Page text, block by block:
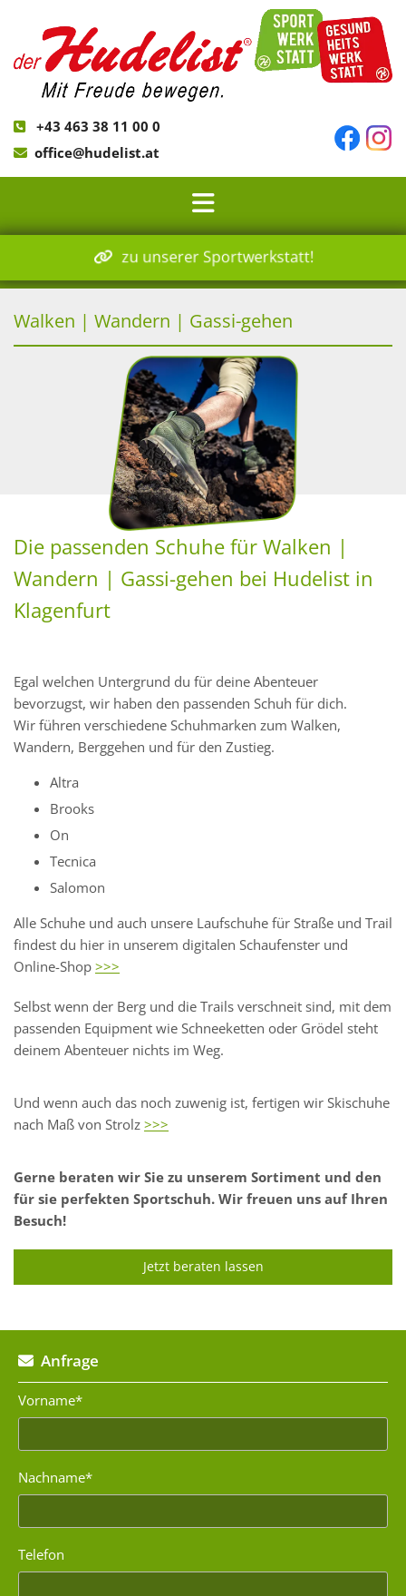
 +43 463 38 11 00 0
 office@hudelist.at
zu unserer Sportwerkstatt!
Walken | Wandern | Gassi-gehen
Die passenden Schuhe für Walken |
Wandern | Gassi-gehen bei Hudelist in
Klagenfurt
Egal welchen Untergrund du für deine Abenteuer
bevorzugst, wir haben den passenden Schuh für dich.
Wir führen verschiedene Schuhmarken zum Walken,
Wandern, Berggehen und für den Zustieg.
Altra
Brooks
On
Tecnica
Salomon
Alle Schuhe und auch unsere Laufschuhe für Straße und Trail
findest du hier in unserem digitalen Schaufenster und
Online-Shop >>>
Selbst wenn der Berg und die Trails verschneit sind, mit dem
passenden Equipment wie Schneeketten oder Grödel steht
deinem Abenteuer nichts im Weg.
Und wenn auch das noch zuwenig ist, fertigen wir Skischuhe
nach Maß von Strolz >>>
Gerne beraten wir Sie zu unserem Sortiment und den
für sie perfekten Sportschuh. Wir freuen uns auf Ihren
Besuch!
Jetzt beraten lassen
 Anfrage
Vorname*
Nachname*
Telefon